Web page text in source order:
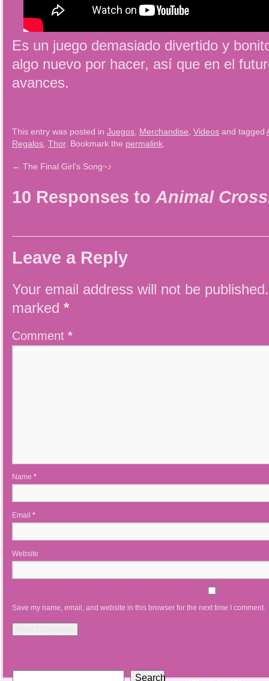
Es un juego demasiado divertido y
algo nuevo por hacer, así que en el
avances.
This entry was posted in Juegos Merchandise Videos and tagged
Regalos Thor. Bookmark the permalink
← The Final Girl’s Song~♪
10 Responses to Animal
Leave a Reply
Your email address will not be published.
marked *
Comment *
Name *
Email *
Website
Save my name, email, and website in this browser for the next time I comment.
Search